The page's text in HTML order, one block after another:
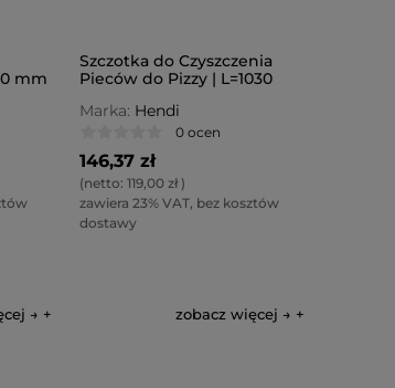
mm
→
Szczotka do Czyszczenia
Pieców do Pizzy | L=1030
Marka: Hendi
0 ocen
146,37 zł
(netto:119,00 zł)
zawiera 23% VAT, bez kosztów
dostawy
zobacz więcej →